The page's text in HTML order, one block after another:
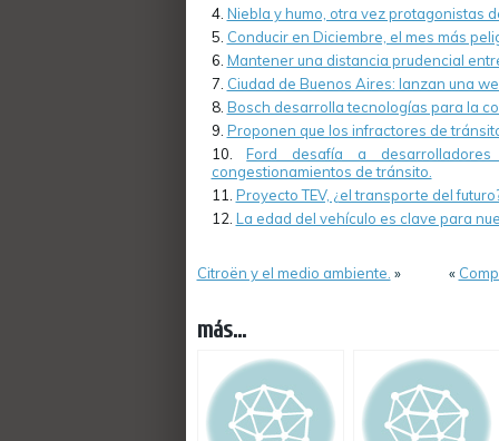
Niebla y humo, otra vez protagonistas
Conducir en Diciembre, el mes más
Mantener una distancia prudencial
Ciudad de Buenos Aires: lanzan una
Bosch desarrolla tecnologías para la
Proponen que los infractores de
Ford desafía a
congestionamientos de tránsito.
Proyecto TEV, ¿el transporte del
La edad del vehículo es clave para
Citroën y el medio ambiente. » «
más...